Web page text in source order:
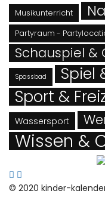
Musikunterricht
Partyraum -
Schauspiel &
Spassbad Spiel
Sport &
Wassersport
Wissen &
© 2020 kinder-